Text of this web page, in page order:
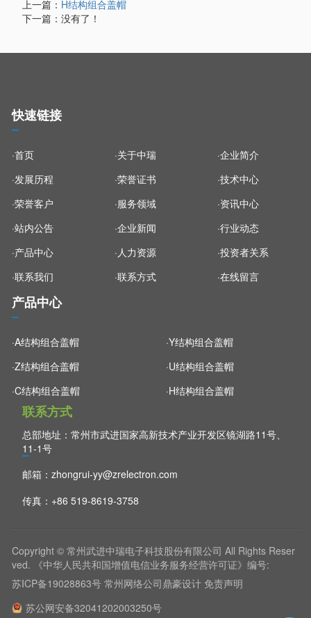
上一篇： H结构组合盖帽
下一篇：没有了！
快速链接
·首页 ·关于中瑞
·企业简介
·发展历程
·荣誉证书
·技术中心
·荣誉客户
·服务领域
·资讯中心
·站内公告
·企业新闻
·行业动态
·产品中心
·人力资源
·投资者关系
·联系我们
·联系方式 ·在线留言
产品中心
·A结构组合盖帽
·Y结构组合盖帽
·Z结构组合盖帽
·U结构组合盖帽
·C结构组合盖帽
·H结构组合盖帽
联系方式
总部地址：常州市武进国家高新技术产业开发区镜湖路11号、
11-1号
邮箱：zhongrui-yy@zrelectron.com
传真：+86 519-8619-3758
Copyright © 常州武进中瑞电子科技股份有限公司 All Rights Reser
ved. 《中华人民共和国增值电信业务服务经营许可证》编号:
苏ICP备19028863号 常州网络公司鼎豪设计 免责声明
苏公网安备32041202003250号